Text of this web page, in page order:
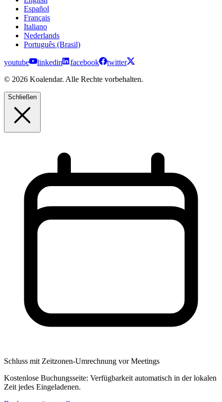
Español
Français
Italiano
Nederlands
Português (Brasil)
youtube linkedin facebook
twitter
© 2026 Koalendar. Alle Rechte vorbehalten.
Schließen
Schluss mit Zeitzonen-Umrechnung vor Meetings
Kostenlose Buchungsseite: Verfügbarkeit automatisch in der lokalen
Zeit jedes Eingeladenen.